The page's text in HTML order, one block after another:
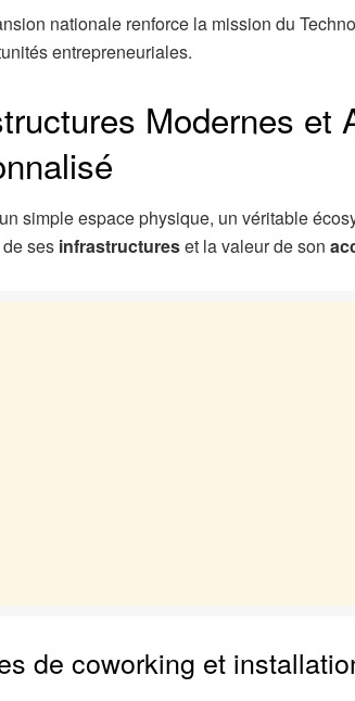
nationale renforce la mission du
entrepreneuriales.
Modernes et
simple espace physique, un véritable
ses infrastructureset la valeur de son
de coworking et